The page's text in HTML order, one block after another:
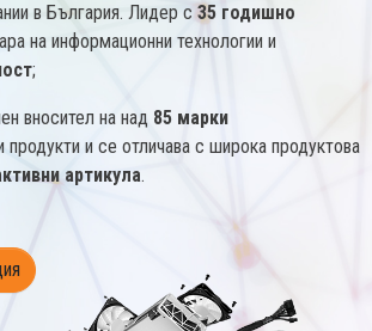
в България. Лидер с 35 годишно
на информационни технологии и
;
вносител на над 85 марки
продукти и се отличава с широка продуктова
артикула.